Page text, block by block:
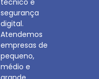
segurança
digital.
Atendemos
empresas de
pequeno,
médio e